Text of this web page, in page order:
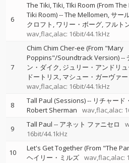
6
The Tiki, Tiki, TIki Room (From
Tiki Room)--The Mellomen サー
クロフト ワリー・ボーグ フルト
wav,flac,alac: 16bit/44.1kHz
7
Chim Chim Cher-ee (From "Mary
Poppins"/Soundtrack Version)--
ン・ダイク ジュリー・アンドリ
ドートリス マシュー・ガーヴァー
wav,flac,alac: 16bit/44.1kHz
8 Tall Paul (Sessions)-- リチャード
Robert Sherman
wav,flac,alac:
9 Tall Paul -- アネット ファニセロ
16bit/44.1kHz
10 Let's Get Together (From "The
ヘイリー・ミルズ wav,flac,alac: